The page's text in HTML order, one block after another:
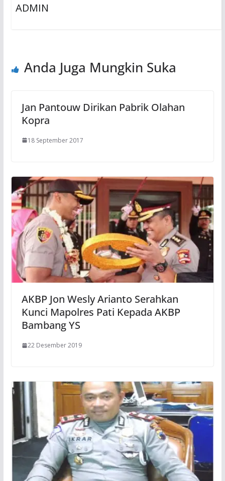
ADMIN
Anda Juga Mungkin Suka
Jan Pantouw Dirikan Pabrik Olahan
Kopra
18 September 2017
AKBP Jon Wesly Arianto Serahkan
Kunci Mapolres Pati Kepada AKBP
Bambang YS
22 Desember 2019